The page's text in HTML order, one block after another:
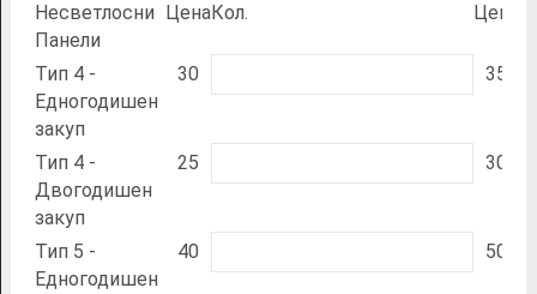
Несветлосни
Панели
ЦенаКол. Цена
Тип 4 -
Едногодишен
закуп
30 35
Тип 4 -
Двогодишен
закуп
25 30
Тип 5 -
Едногодишен
40 50